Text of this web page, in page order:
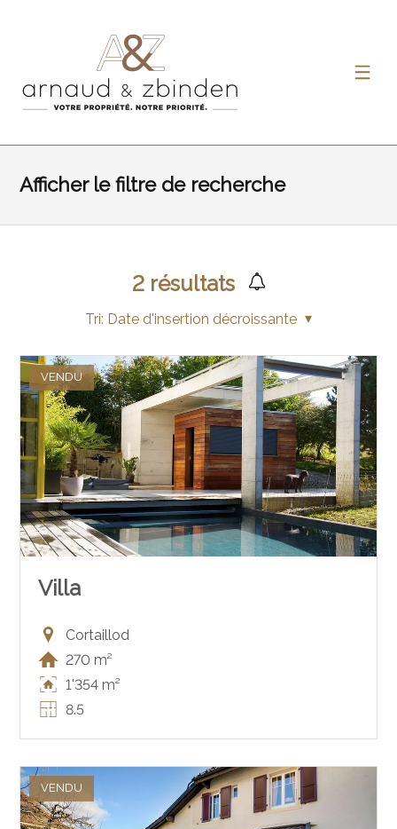
Afficher le filtre de recherche
2résultats
Tri: Date d'insertion décroissante
VENDU
Villa
Cortaillod
270 m²
1'354 m²
8.5
VENDU